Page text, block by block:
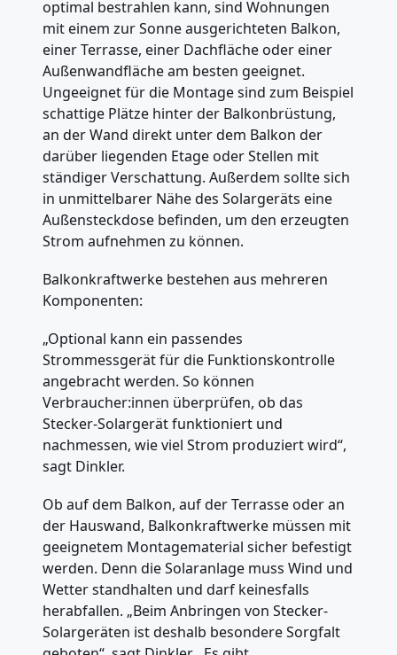
optimal bestrahlen kann, sind Wohnungen
mit einem zur Sonne ausgerichteten Balkon,
einer Terrasse, einer Dachfläche oder einer
Außenwandfläche am besten geeignet.
Ungeeignet für die Montage sind zum Beispiel
schattige Plätze hinter der Balkonbrüstung,
an der Wand direkt unter dem Balkon der
darüber liegenden Etage oder Stellen mit
ständiger Verschattung. Außerdem sollte sich
in unmittelbarer Nähe des Solargeräts eine
Außensteckdose befinden, um den erzeugten
Strom aufnehmen zu können.
Balkonkraftwerke bestehen aus mehreren
Komponenten:
„Optional kann ein passendes
Strommessgerät für die Funktionskontrolle
angebracht werden. So können
Verbraucher:innen überprüfen, ob das
Stecker-Solargerät funktioniert und
nachmessen, wie viel Strom produziert wird“,
sagt Dinkler.
Ob auf dem Balkon, auf der Terrasse oder an
der Hauswand, Balkonkraftwerke müssen mit
geeignetem Montagematerial sicher befestigt
werden. Denn die Solaranlage muss Wind und
Wetter standhalten und darf keinesfalls
herabfallen. „Beim Anbringen von Stecker-
Solargeräten ist deshalb besondere Sorgfalt